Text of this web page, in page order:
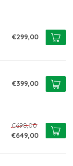
€299,00
€399,00
€698,00
€649,00